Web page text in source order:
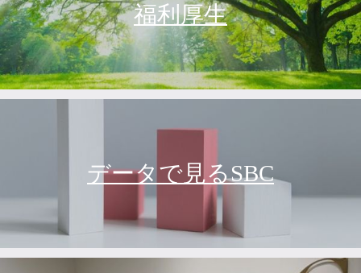
福利厚生
データで見るSBC